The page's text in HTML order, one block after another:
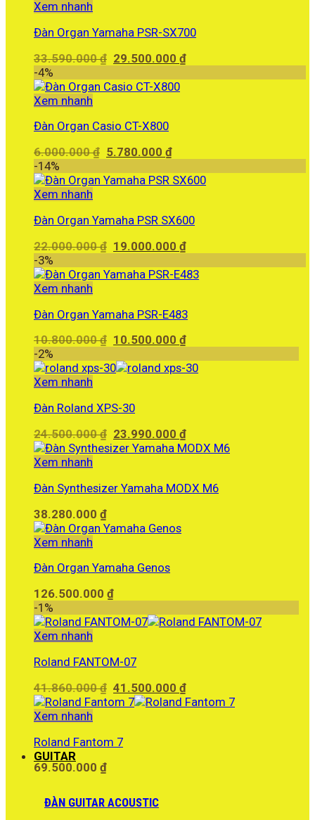
Xem nhanh
Đàn Organ Yamaha PSR-SX700
33.590.000₫ Giá
là:
29.500.000₫Giá
-4%
Xem nhanh
Đàn Organ Casio CT-X800
6.000.000₫ Giá
là:
5.780.000₫Giá
tại
-14%
Xem nhanh
Đàn Organ Yamaha PSR SX600
22.000.000₫ Giá
là:
19.000.000₫Giá
tại
-3%
Xem nhanh
Đàn Organ Yamaha PSR-E483
10.800.000₫ Giá
là:
10.500.000₫Giá
tại
-2%
Xem nhanh
Đàn Roland XPS-30
24.500.000₫ Giá
gốc
23.990.000₫Giá
hiện
23.990.000 ₫.
Xem nhanh
Đàn Synthesizer Yamaha MODX M6
38.280.000 ₫
Xem nhanh
Đàn Organ Yamaha Genos
126.500.000 ₫
-1%
Xem nhanh
Roland FANTOM-07
41.860.000₫ Giá
gốc
41.500.000₫Giá
hiện
Xem nhanh
Roland Fantom 7
69.500.000 ₫
GUITAR
ĐÀN GUITAR ACOUSTIC